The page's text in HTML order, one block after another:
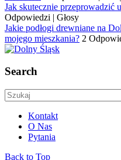
Jak skutecznie przeprowadzić
Odpowiedzi | Głosy
Jakie podłogi drewniane na
mojego mieszkania? 2
Search
Kontakt
O Nas
Pytania
Back to Top